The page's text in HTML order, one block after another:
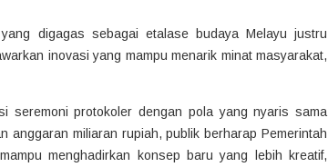
digagas sebagai etalase budaya Melayu justru
inovasi yang mampu menarik minat masyarakat,
seremoni protokoler dengan pola yang nyaris sama
anggaran miliaran rupiah, publik berharap Pemerintah
menghadirkan konsep baru yang lebih kreatif,